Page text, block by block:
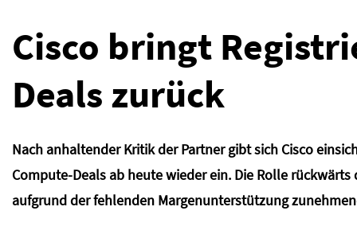
Cisco bringt
Deals zurück
Nach anhaltender Kritik der Partner gibt sich Cisco
Compute-Deals ab heute wieder ein. Die Rolle
aufgrund der fehlenden Margenunterstützung